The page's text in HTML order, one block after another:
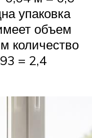
упаковка
объем
количество
= 2,4